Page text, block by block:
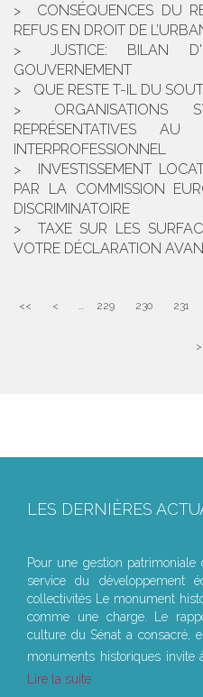
CONSÉQUENCES DU
REFUS EN DROIT DE
JUSTICE: BILAN
GOUVERNEMENT
QUE RESTE T-IL DU
ORGANISATIONS
REPRÉSENTATIVES
INTERPROFESSIONNEL
INVESTISSEMENT
PAR LA COMMISSION
DISCRIMINATOIRE
TAXE SUR LES
VOTRE DÉCLARATION
<< < ... 229 230 231
LES DERNIÈRES
Pour une gestion
service du développement
collectivités Le monument
comme une charge. Le
culture du Sénat a consacré,
monuments historiques invite
Lire la suite